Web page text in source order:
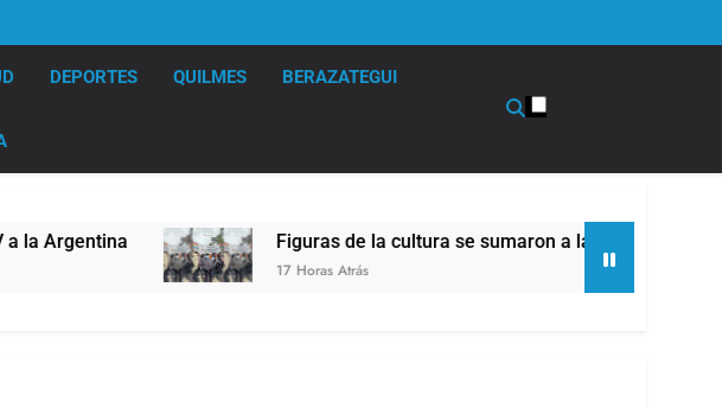
DEPORTES QUILMES BERAZATEGUI
Figuras de la cultura se sumaron a la marcha frente al Congreso
17 Horas Atrás